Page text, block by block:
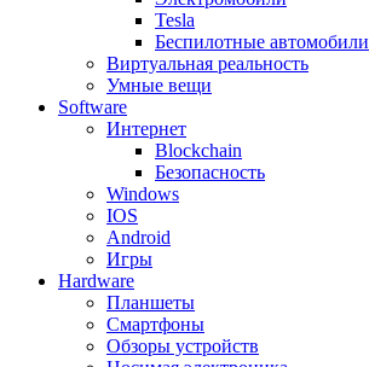
Tesla
Беспилотные автомобили
Виртуальная реальность
Умные вещи
Software
Интернет
Blockchain
Безопасность
Windows
IOS
Android
Игры
Hardware
Планшеты
Смартфоны
Обзоры устройств